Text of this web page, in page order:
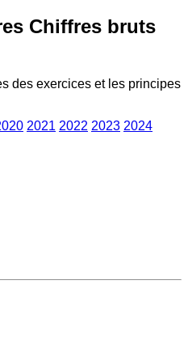
Chiffres bruts
des exercices et les principes
2021 2022 2023 2024